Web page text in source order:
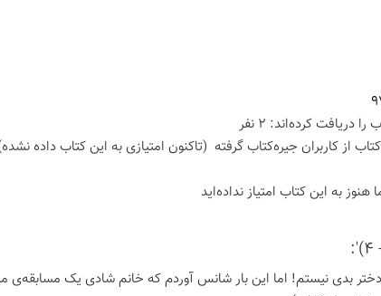
دریافت كرده‌اند: 2 نفر
(تاكنون امتیازی به این كتاب داده
هنوز به این كتاب امتیاز نداده‌اید
بدی نیستم! اما این بار شانس آوردم که خانم شادی یک مسابقه‌ی